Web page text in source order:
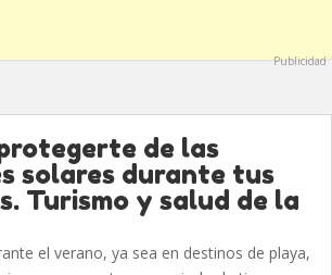
Publicidad
de las
solares durante tus
Turismo y salud de la
el verano, ya sea en destinos de playa,